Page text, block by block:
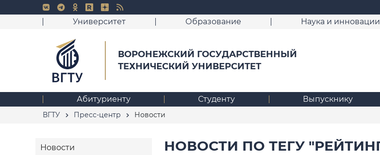
Университет Образование Наука и инновации
ВОРОНЕЖСКИЙ ГОСУДАРСТВЕННЫЙ
ТЕХНИЧЕСКИЙ УНИВЕРСИТЕТ
Абитуриенту Студенту Выпускнику
ВГТУ Пресс-центр Новости
Новости НОВОСТИ ПО ТЕГУ